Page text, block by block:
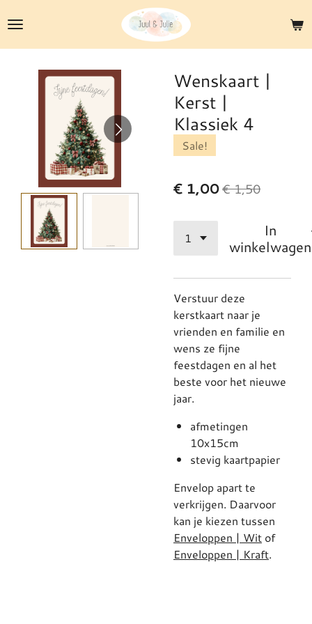
direct
naar
hoofdinhoud
Wenskaart |
Kerst |
Klassiek 4
Sale!
€ 1,00€ 1,50
In
winkelwagen
Verstuur deze
kerstkaart naar je
vrienden en familie en
wens ze fijne
feestdagen en al het
beste voor het nieuwe
jaar.
afmetingen
10x15cm
stevig kaartpapier
Envelop apart te
verkrijgen. Daarvoor
kan je kiezen tussen
Enveloppen | Wit of
Enveloppen | Kraft.